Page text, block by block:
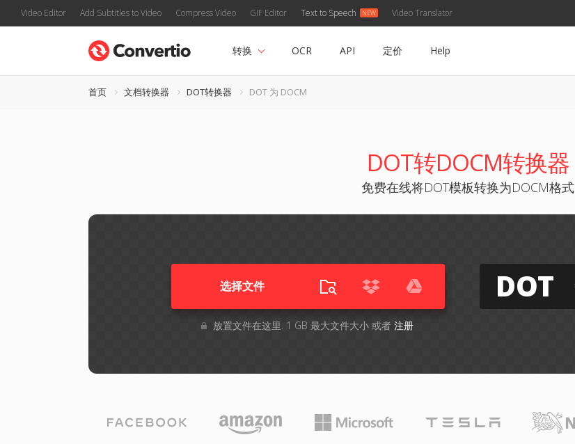
Video Editor Add Subtitles to Video Compress Video GIF Editor Text to Speech Video Translator
转换 OCR API 定价 Help
首页 文档转换器 DOT转换器 DOT 为 DOCM
DOT转DOCM转换器
免费在线将DOT模板转换为DOCM格式
选择文件
放置文件在这里. 1 GB 最大文件大小 或者 注册
DOT